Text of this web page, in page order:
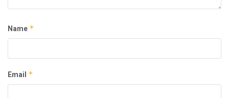
Name *
Email *